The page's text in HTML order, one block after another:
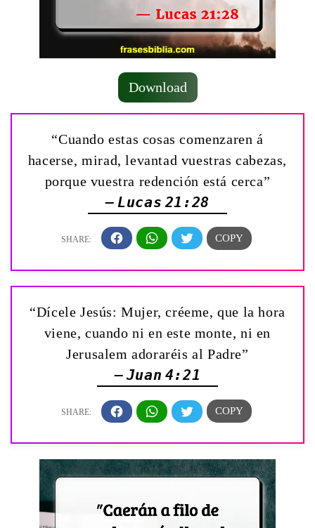
Download
“Cuando estas cosas comenzaren á
hacerse, mirad, levantad vuestras cabezas,
porque vuestra redención está cerca”
— Lucas 21:28
“Dícele Jesús: Mujer, créeme, que la hora
viene, cuando ni en este monte, ni en
Jerusalem adoraréis al Padre”
— Juan 4:21